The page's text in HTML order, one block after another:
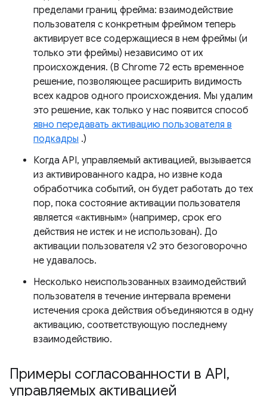
пределами границ фрейма: взаимодействие
пользователя с конкретным фреймом теперь
активирует все содержащиеся в нем фреймы (и
только эти фреймы) независимо от их
происхождения. (В Chrome 72 есть временное
решение, позволяющее расширить видимость
всех кадров одного происхождения. Мы удалим
это решение, как только у нас появится способ
явно передавать активацию пользователя в
подкадры .)
Когда API, управляемый активацией, вызывается
из активированного кадра, но извне кода
обработчика событий, он будет работать до тех
пор, пока состояние активации пользователя
является «активным» (например, срок его
действия не истек и не использован). До
активации пользователя v2 это безоговорочно
не удавалось.
Несколько неиспользованных взаимодействий
пользователя в течение интервала времени
истечения срока действия объединяются в одну
активацию, соответствующую последнему
взаимодействию.
Примеры согласованности в API,
управляемых активацией